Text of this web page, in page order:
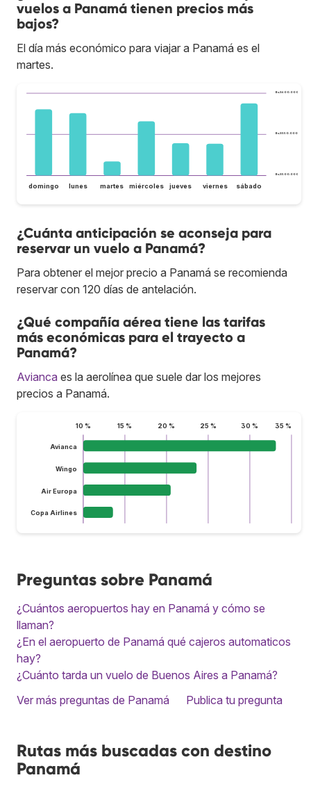
vuelos a Panamá tienen precios más
bajos?
El día más económico para viajar a Panamá es el
martes.
Bs.S500.000
Bs.S550.000
Bs.S600.000
domingo lunes martes miércoles jueves viernes sábado
¿Cuánta anticipación se aconseja para
reservar un vuelo a Panamá?
Para obtener el mejor precio a Panamá se recomienda
reservar con 120 días de antelación.
¿Qué compañía aérea tiene las tarifas
más económicas para el trayecto a
Panamá?
Avianca es la aerolínea que suele dar los mejores
precios a Panamá.
10 % 15 % 20 % 25 % 30 % 35 %
Avianca
Wingo
Air Europa
Copa Airlines
Preguntas sobre Panamá
¿Cuántos aeropuertos hay en Panamá y cómo se
llaman?
¿En el aeropuerto de Panamá qué cajeros automaticos
hay?
¿Cuánto tarda un vuelo de Buenos Aires a Panamá?
Ver más preguntas de Panamá
Publica tu pregunta
Rutas más buscadas con destino
Panamá